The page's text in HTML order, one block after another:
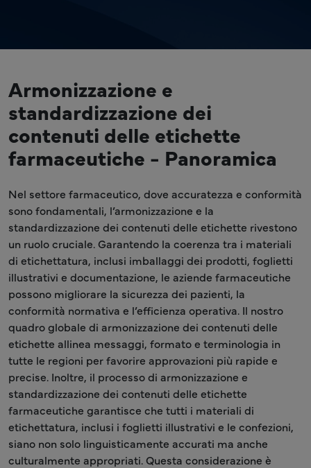
Armonizzazione e
standardizzazione dei
contenuti delle etichette
farmaceutiche - Panoramica
Nel settore farmaceutico, dove accuratezza e conformità
sono fondamentali, l’armonizzazione e la
standardizzazione dei contenuti delle etichette rivestono
un ruolo cruciale. Garantendo la coerenza tra i materiali
di etichettatura, inclusi imballaggi dei prodotti, foglietti
illustrativi e documentazione, le aziende farmaceutiche
possono migliorare la sicurezza dei pazienti, la
conformità normativa e l’efficienza operativa. Il nostro
quadro globale di armonizzazione dei contenuti delle
etichette allinea messaggi, formato e terminologia in
tutte le regioni per favorire approvazioni più rapide e
precise. Inoltre, il processo di armonizzazione e
standardizzazione dei contenuti delle etichette
farmaceutiche garantisce che tutti i materiali di
etichettatura, inclusi i foglietti illustrativi e le confezioni,
siano non solo linguisticamente accurati ma anche
culturalmente appropriati. Questa considerazione è